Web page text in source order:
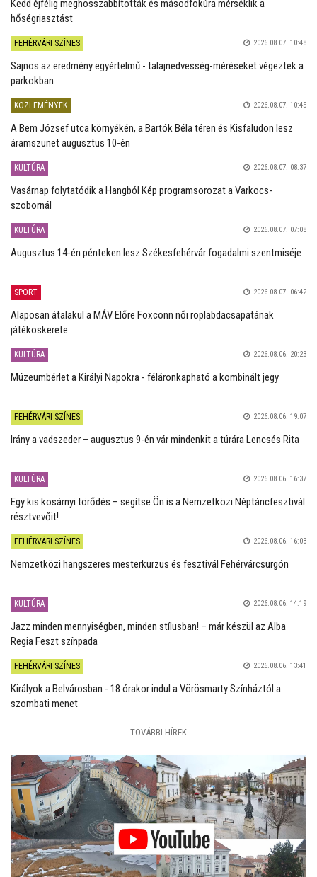
Kedd éjfélig meghosszabbították és másodfokúra mérséklik a
hőségriasztást
FEHÉRVÁRI SZÍNES 2026.08.07. 10:48
Sajnos az eredmény egyértelmű - talajnedvesség-méréseket végeztek a
parkokban
KÖZLEMÉNYEK 2026.08.07. 10:45
A Bem József utca környékén, a Bartók Béla téren és Kisfaludon lesz
áramszünet augusztus 10-én
KULTÚRA 2026.08.07. 08:37
Vasárnap folytatódik a Hangból Kép programsorozat a Varkocs-
szobornál
KULTÚRA 2026.08.07. 07:08
Augusztus 14-én pénteken lesz Székesfehérvár fogadalmi szentmiséje
SPORT 2026.08.07. 06:42
Alaposan átalakul a MÁV Előre Foxconn női röplabdacsapatának
játékoskerete
KULTÚRA 2026.08.06. 20:23
Múzeumbérlet a Királyi Napokra - féláronkapható a kombinált jegy
FEHÉRVÁRI SZÍNES 2026.08.06. 19:07
Irány a vadszeder – augusztus 9-én vár mindenkit a túrára Lencsés Rita
KULTÚRA 2026.08.06. 16:37
Egy kis kosárnyi törődés – segítse Ön is a Nemzetközi Néptáncfesztivál
résztvevőit!
FEHÉRVÁRI SZÍNES 2026.08.06. 16:03
Nemzetközi hangszeres mesterkurzus és fesztivál Fehérvárcsurgón
KULTÚRA 2026.08.06. 14:19
Jazz minden mennyiségben, minden stílusban! – már készül az Alba
Regia Feszt színpada
FEHÉRVÁRI SZÍNES 2026.08.06. 13:41
Királyok a Belvárosban - 18 órakor indul a Vörösmarty Színháztól a
szombati menet
TOVÁBBI HÍREK